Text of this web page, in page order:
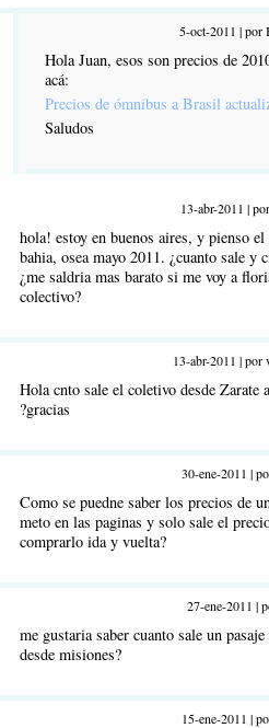
5-oct-2011 | por
Hola Juan, esos son precios de
acá:
Precios de ómnibus a Brasil
Saludos
13-abr-2011 |
hola! estoy en buenos aires, y pienso
bahia, osea mayo 2011. ¿cuanto sale y
¿me saldria mas barato si me voy a
colectivo?
13-abr-2011 | por
Hola cnto sale el coletivo desde
?gracias
30-ene-2011 |
Como se puedne saber los precios de
meto en las paginas y solo sale el
comprarlo ida y vuelta?
27-ene-2011 |
me gustaria saber cuanto sale un
desde misiones?
15-ene-2011 |